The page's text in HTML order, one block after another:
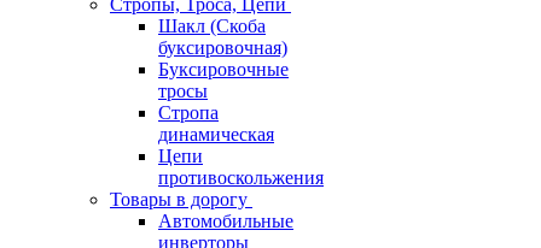
Стропы, Троса, Цепи
Шакл (Скоба
буксировочная)
Буксировочные
тросы
Стропа
динамическая
Цепи
противоскольжения
Товары в дорогу
Автомобильные
инверторы